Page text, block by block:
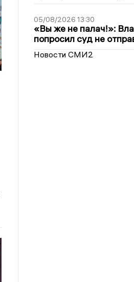
05/08/2026 13:30
«Вы же не палач!»:
попросил суд не
Новости СМИ2